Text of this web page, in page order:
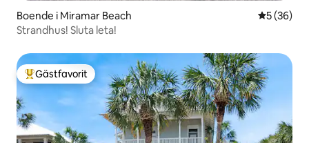
Boende i Miramar Beach 5 av 5 i
5 (36)
Strandhus! Sluta leta!
Populär gästfavorit
Gästfavorit